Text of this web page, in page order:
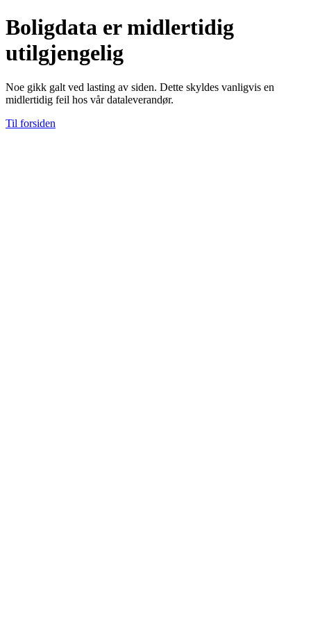
Boligdata er midlertidig
utilgjengelig
Noe gikk galt ved lasting av siden. Dette skyldes vanligvis en
midlertidig feil hos vår dataleverandør.
Til forsiden